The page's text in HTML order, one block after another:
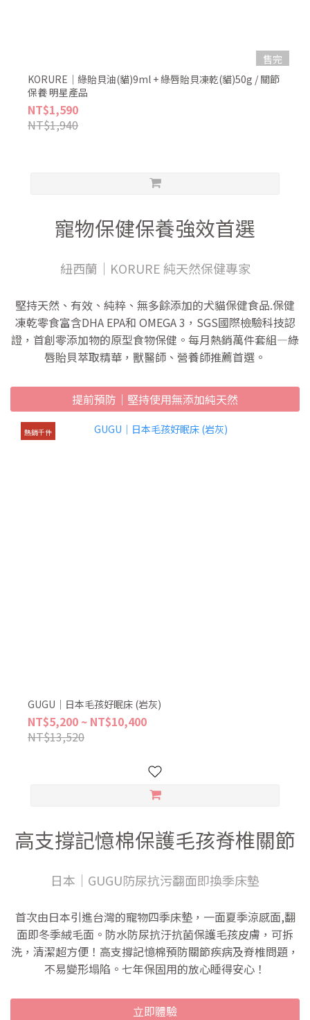
售完
KORURE｜綠貽貝油(貓)9ml + 綠唇貽貝凍乾(貓)50g / 關節
保養 明星產品
NT$1,590
NT$1,940
寵物保健保養強效首選
紐西蘭｜KORURE 純天然保健專家
堅持天然、有效、純粹、無多餘添加的犬貓保健食品.保健
凍乾零食富含DHA EPA和 OMEGA 3，SGS國際檢驗科技認
證，首創零添加物的原型食物保健。每月熱銷萬件套組—綠
唇貽貝萃取精華，獸醫師、營養師推薦首選。
提前預防｜堅持使用無添加純天然
熱銷千件
GUGU｜日本毛孩好眠床 (岩灰)
NT$5,200 ~ NT$10,400
NT$13,520
高支撐記憶棉保護毛孩脊椎關節
日本｜GUGU防尿抗污翻面即換季床墊
首次由日本引進台灣的寵物四季床墊，一面夏季涼感面,翻
面即冬季絨毛面。防水防尿抗汙抗菌保護毛孩皮膚，可拆
洗，清潔超方便！高支撐記憶棉預防關節疾病及脊椎問題，
不易變形塌陷。七年保固用的放心睡得安心！
立即體驗